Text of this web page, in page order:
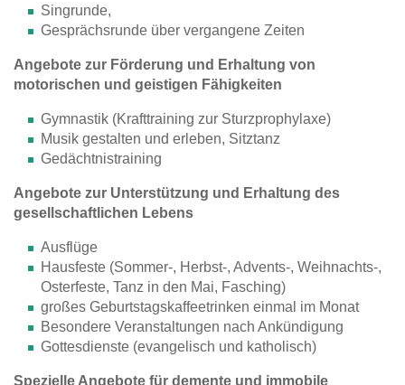
Singrunde,
Gesprächsrunde über vergangene Zeiten
Angebote zur Förderung und Erhaltung von
motorischen und geistigen Fähigkeiten
Gymnastik (Krafttraining zur Sturzprophylaxe)
Musik gestalten und erleben, Sitztanz
Gedächtnistraining
Angebote zur Unterstützung und Erhaltung des
gesellschaftlichen Lebens
Ausflüge
Hausfeste (Sommer-, Herbst-, Advents-, Weihnachts-,
Osterfeste, Tanz in den Mai, Fasching)
großes Geburtstagskaffeetrinken einmal im Monat
Besondere Veranstaltungen nach Ankündigung
Gottesdienste (evangelisch und katholisch)
Spezielle Angebote für demente und immobile